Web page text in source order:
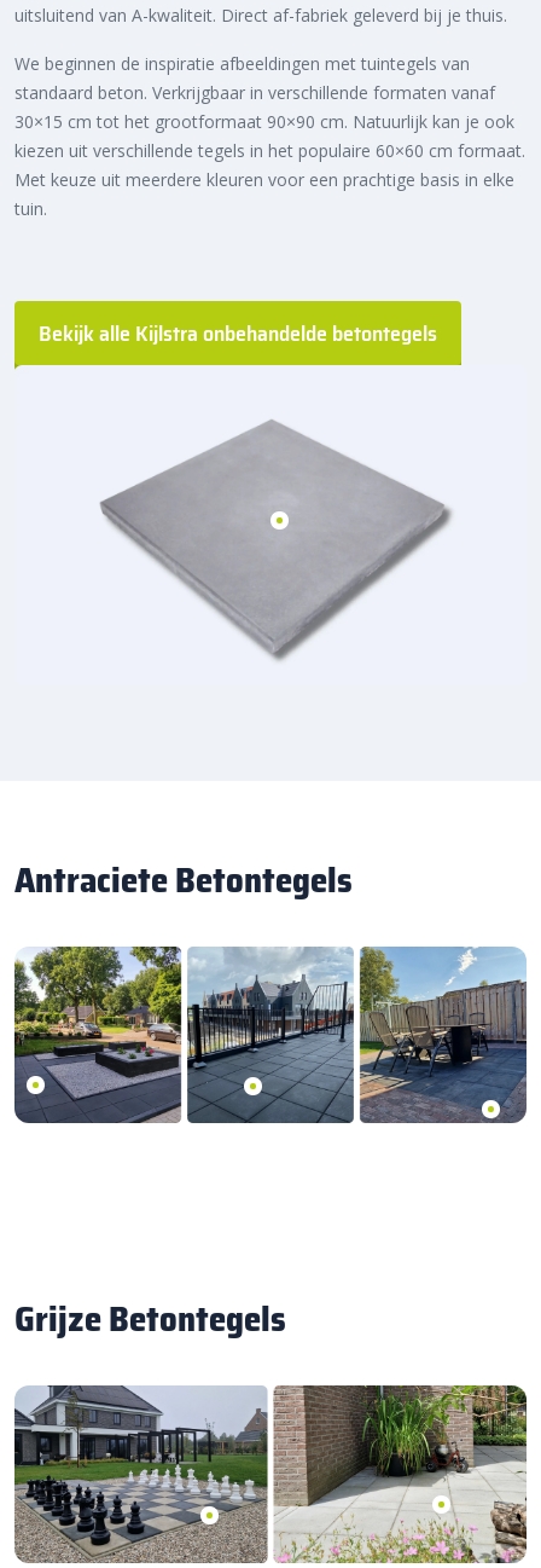
uitsluitend van A-kwaliteit. Direct af-fabriek geleverd bij je thuis.
We beginnen de inspiratie afbeeldingen met tuintegels van
standaard beton. Verkrijgbaar in verschillende formaten vanaf
30×15 cm tot het grootformaat 90×90 cm. Natuurlijk kan je ook
kiezen uit verschillende tegels in het populaire 60×60 cm formaat.
Met keuze uit meerdere kleuren voor een prachtige basis in elke
tuin.
Bekijk alle Kijlstra onbehandelde betontegels
Antraciete Betontegels
Grijze Betontegels